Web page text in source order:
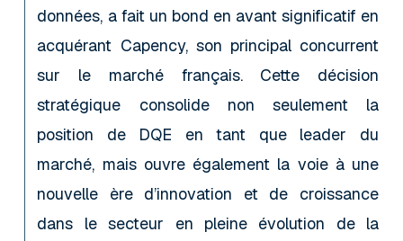
données, a fait un bond en avant significatif en
acquérant Capency, son principal concurrent
sur le marché français. Cette décision
stratégique consolide non seulement la
position de DQE en tant que leader du
marché, mais ouvre également la voie à une
nouvelle ère d’innovation et de croissance
dans le secteur en pleine évolution de la